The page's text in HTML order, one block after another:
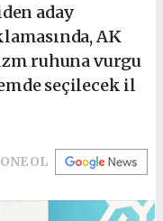
aday
AK
ruhuna vurgu
seçilecek il
OL